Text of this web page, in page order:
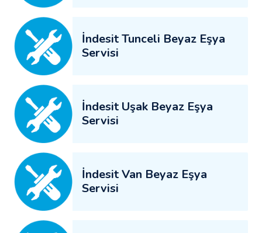
İndesit Tunceli Beyaz Eşya
Servisi
İndesit Uşak Beyaz Eşya
Servisi
İndesit Van Beyaz Eşya
Servisi